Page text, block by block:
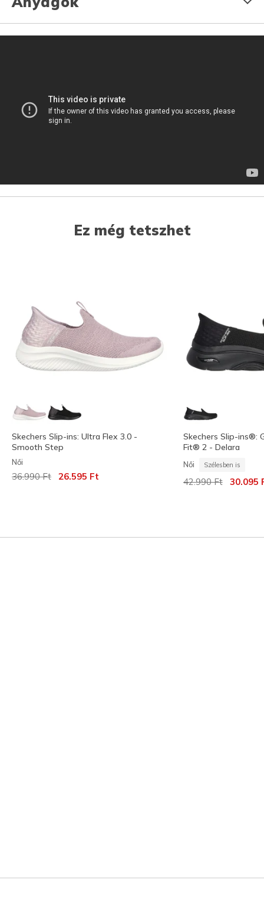
Ez még tetszhet
Skechers Slip-ins: Ultra Flex 3.0 -
Smooth Step
Női
Az ár a következőhöz képest csökkent:
36.990 Ft címzett:
26.595 Ft
Skechers Slip-ins®:
Fit® 2 - Delara
Női Szélesben is
Az ár a
42.990 Ftcímzett:
30.095